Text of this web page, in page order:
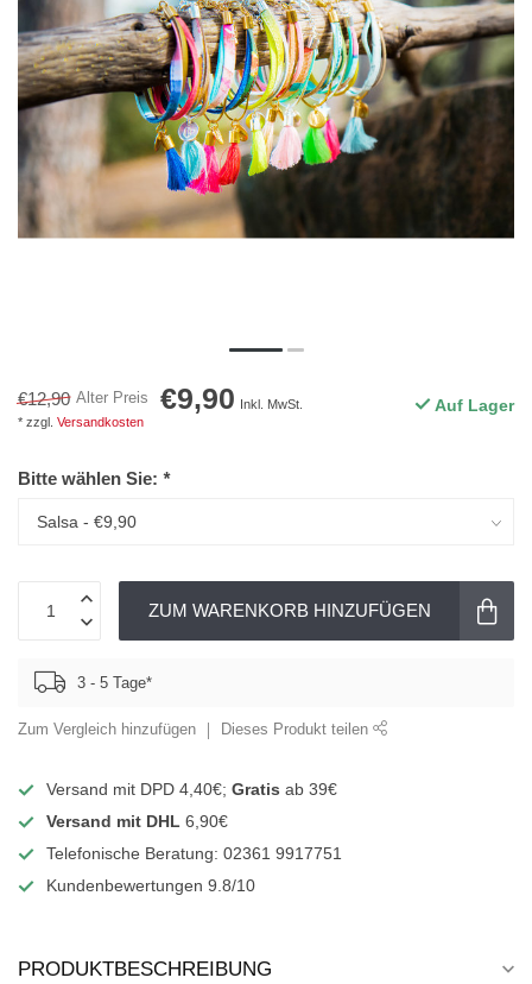
€12,90 Alter Preis €9,90
Inkl. MwSt.
* zzgl. Versandkosten
Auf Lager
Bitte wählen Sie: *
ZUM WARENKORB HINZUFÜGEN
3 - 5 Tage*
Zum Vergleich hinzufügen Dieses Produkt teilen
Versand mit DPD 4,40€; Gratis ab 39€
Versand mit DHL 6,90€
Telefonische Beratung: 02361 9917751
Kundenbewertungen 9.8/10
PRODUKTBESCHREIBUNG